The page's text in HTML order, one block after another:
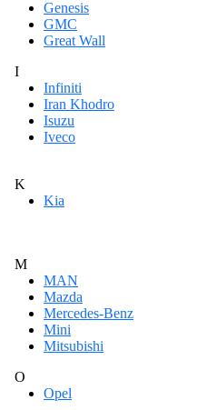
Genesis
GMC
Great Wall
I
Infiniti
Iran Khodro
Isuzu
Iveco
K
Kia
M
MAN
Mazda
Mercedes-Benz
Mini
Mitsubishi
O
Opel